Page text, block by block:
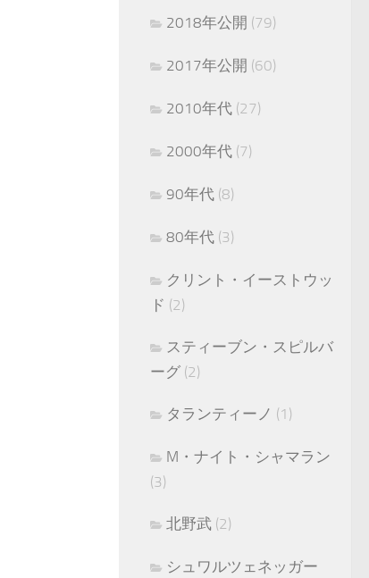
2018年公開 (79)
2017年公開 (60)
2010年代 (27)
2000年代 (7)
90年代 (8)
80年代 (3)
クリント・イーストウッ
ド (2)
スティーブン・スピルバ
ーグ (2)
タランティーノ (1)
M・ナイト・シャマラン
(3)
北野武 (2)
シュワルツェネッガー